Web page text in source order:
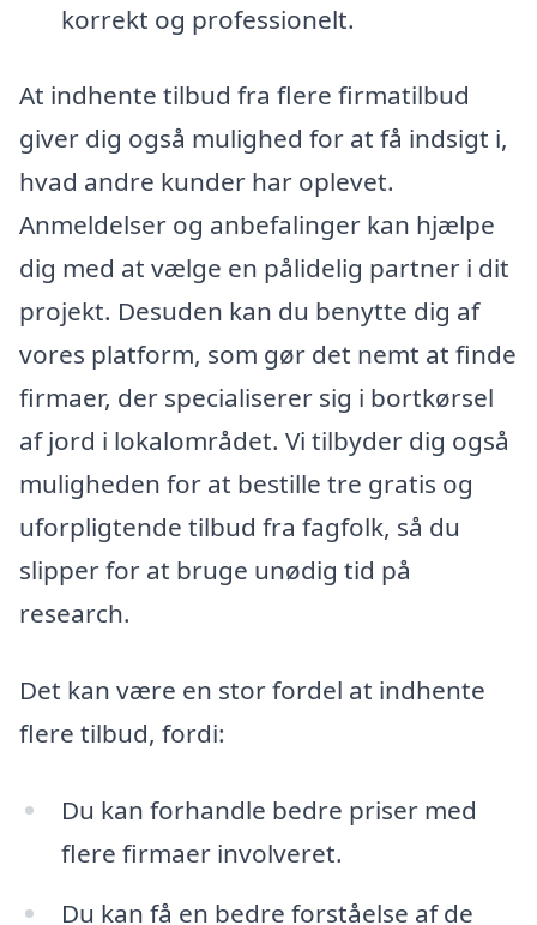
korrekt og professionelt.
At indhente tilbud fra flere firmatilbud
giver dig også mulighed for at få indsigt i,
hvad andre kunder har oplevet.
Anmeldelser og anbefalinger kan hjælpe
dig med at vælge en pålidelig partner i dit
projekt. Desuden kan du benytte dig af
vores platform, som gør det nemt at finde
firmaer, der specialiserer sig i bortkørsel
af jord i lokalområdet. Vi tilbyder dig også
muligheden for at bestille tre gratis og
uforpligtende tilbud fra fagfolk, så du
slipper for at bruge unødig tid på
research.
Det kan være en stor fordel at indhente
flere tilbud, fordi:
Du kan forhandle bedre priser med
flere firmaer involveret.
Du kan få en bedre forståelse af de